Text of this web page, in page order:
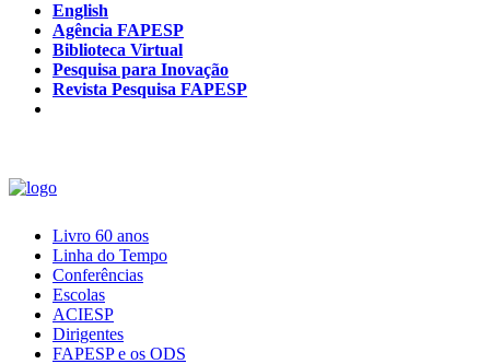
English
Agência FAPESP
Biblioteca Virtual
Pesquisa para Inovação
Revista Pesquisa FAPESP
Livro 60 anos
Linha do Tempo
Conferências
Escolas
ACIESP
Dirigentes
FAPESP e os ODS